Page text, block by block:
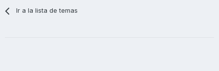
Ir a la lista de temas